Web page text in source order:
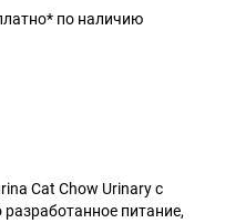
по наличию
Cat Chow Urinary с
питание,